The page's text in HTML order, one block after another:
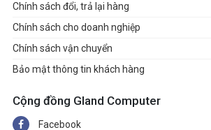
Chính sách đổi, trả lại hàng
Chính sách cho doanh nghiệp
Chính sách vận chuyển
Bảo mật thông tin khách hàng
Cộng đồng Gland Computer
Facebook